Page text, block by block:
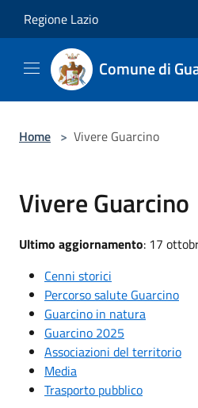
Regione Lazio
Comune di
Home > Vivere Guarcino
Vivere Guarcino
Ultimo aggiornamento: 17
Cenni storici
Percorso salute Guarcino
Guarcino in natura
Guarcino 2025
Associazioni del territorio
Media
Trasporto pubblico